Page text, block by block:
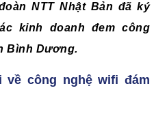
NTT Nhật Bản đã ký
kinh doanh đem công
Bình Dương.
công nghệ wifi đám